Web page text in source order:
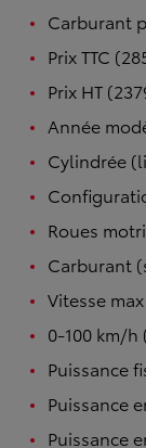
Carburant
Prix TTC
Prix HT
Année
Cylindrée
Roues
Carburant
Vitesse
0-100 km/h
Puissance
Puissance
Puissance